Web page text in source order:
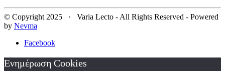
© Copyright 2025 · Varia Lecto - All Rights Reserved - Powered
by Nevma
Facebook
Ενημέρωση Cookies